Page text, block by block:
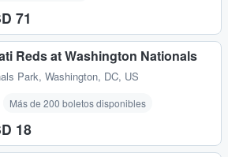
71
Reds at Washington Nationals
Park, Washington, DC, US
Más de 200 boletos disponibles
18